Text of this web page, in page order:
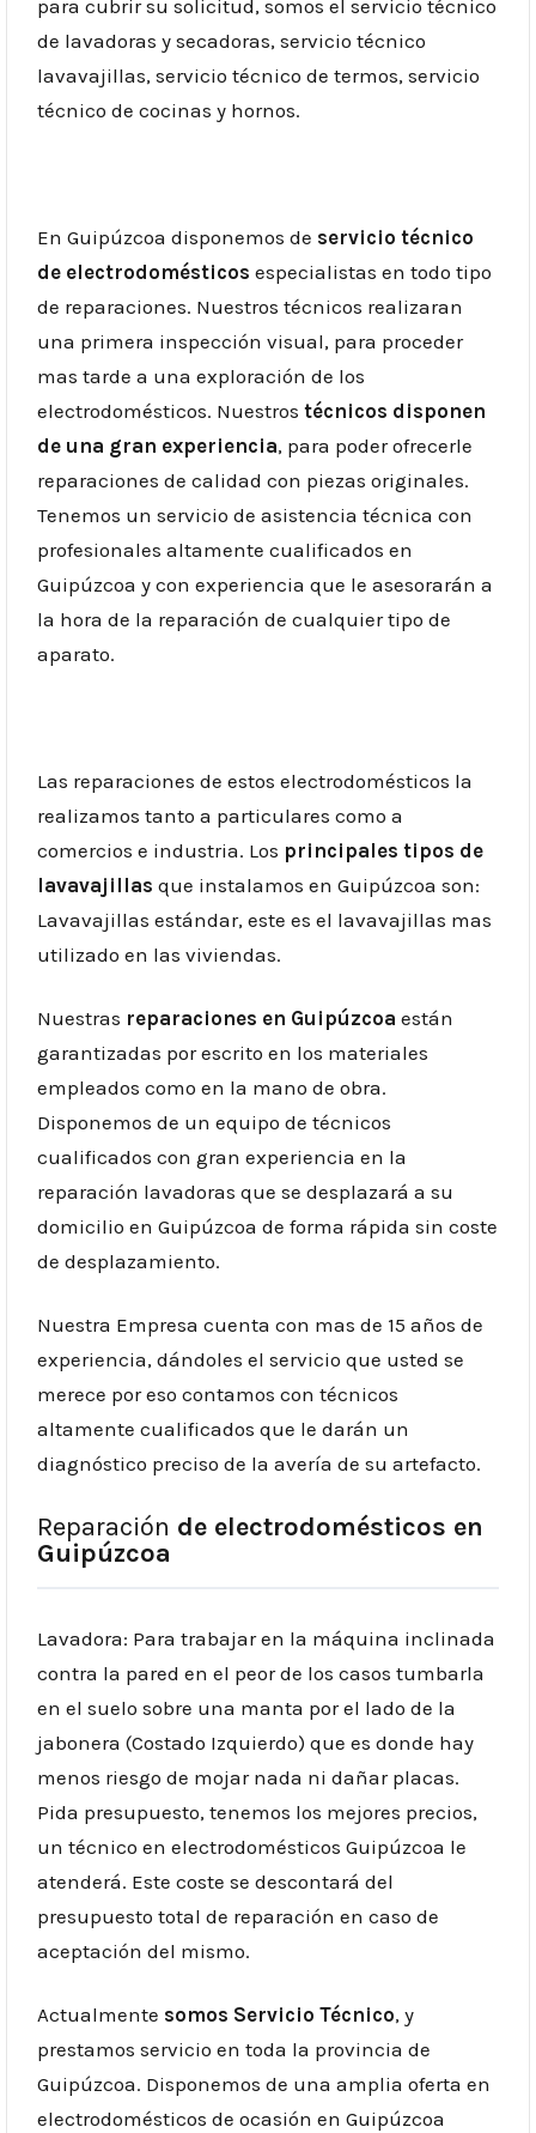
para cubrir su solicitud, somos el servicio técnico
de lavadoras y secadoras, servicio técnico
lavavajillas, servicio técnico de termos, servicio
técnico de cocinas y hornos.
En Guipúzcoa disponemos de servicio técnico
de electrodomésticos especialistas en todo tipo
de reparaciones. Nuestros técnicos realizaran
una primera inspección visual, para proceder
mas tarde a una exploración de los
electrodomésticos. Nuestros técnicos disponen
de una gran experiencia, para poder ofrecerle
reparaciones de calidad con piezas originales.
Tenemos un servicio de asistencia técnica con
profesionales altamente cualificados en
Guipúzcoa y con experiencia que le asesorarán a
la hora de la reparación de cualquier tipo de
aparato.
Las reparaciones de estos electrodomésticos la
realizamos tanto a particulares como a
comercios e industria. Los principales tipos de
lavavajillas que instalamos en Guipúzcoa son:
Lavavajillas estándar, este es el lavavajillas mas
utilizado en las viviendas.
Nuestras reparaciones en Guipúzcoa están
garantizadas por escrito en los materiales
empleados como en la mano de obra.
Disponemos de un equipo de técnicos
cualificados con gran experiencia en la
reparación lavadoras que se desplazará a su
domicilio en Guipúzcoa de forma rápida sin coste
de desplazamiento.
Nuestra Empresa cuenta con mas de 15 años de
experiencia, dándoles el servicio que usted se
merece por eso contamos con técnicos
altamente cualificados que le darán un
diagnóstico preciso de la avería de su artefacto.
Reparación de electrodomésticos en
Guipúzcoa
Lavadora: Para trabajar en la máquina inclinada
contra la pared en el peor de los casos tumbarla
en el suelo sobre una manta por el lado de la
jabonera (Costado Izquierdo) que es donde hay
menos riesgo de mojar nada ni dañar placas.
Pida presupuesto, tenemos los mejores precios,
un técnico en electrodomésticos Guipúzcoa le
atenderá. Este coste se descontará del
presupuesto total de reparación en caso de
aceptación del mismo.
Actualmente somos Servicio Técnico, y
prestamos servicio en toda la provincia de
Guipúzcoa. Disponemos de una amplia oferta en
electrodomésticos de ocasión en Guipúzcoa